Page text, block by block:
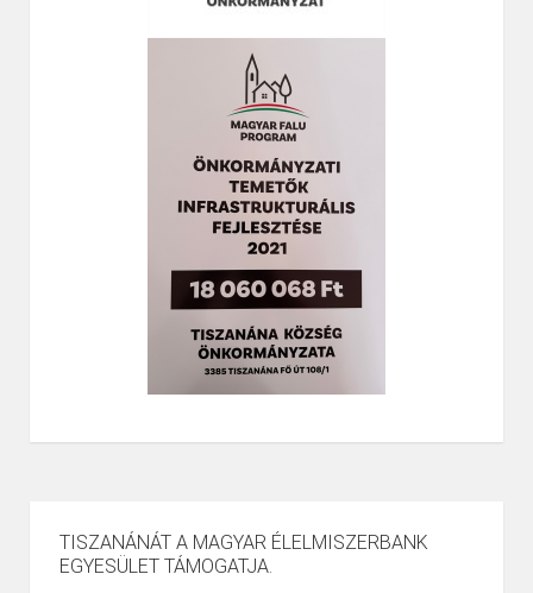
TISZANÁNÁT A MAGYAR ÉLELMISZERBANK
EGYESÜLET TÁMOGATJA.